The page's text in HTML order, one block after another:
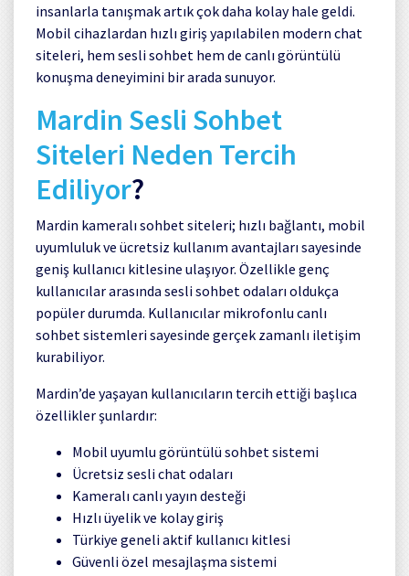
insanlarla tanışmak artık çok daha kolay hale geldi.
Mobil cihazlardan hızlı giriş yapılabilen modern chat
siteleri, hem sesli sohbet hem de canlı görüntülü
konuşma deneyimini bir arada sunuyor.
Mardin Sesli Sohbet
Siteleri Neden Tercih
Ediliyor?
Mardin kameralı sohbet siteleri; hızlı bağlantı, mobil
uyumluluk ve ücretsiz kullanım avantajları sayesinde
geniş kullanıcı kitlesine ulaşıyor. Özellikle genç
kullanıcılar arasında sesli sohbet odaları oldukça
popüler durumda. Kullanıcılar mikrofonlu canlı
sohbet sistemleri sayesinde gerçek zamanlı iletişim
kurabiliyor.
Mardin’de yaşayan kullanıcıların tercih ettiği başlıca
özellikler şunlardır:
Mobil uyumlu görüntülü sohbet sistemi
Ücretsiz sesli chat odaları
Kameralı canlı yayın desteği
Hızlı üyelik ve kolay giriş
Türkiye geneli aktif kullanıcı kitlesi
Güvenli özel mesajlaşma sistemi